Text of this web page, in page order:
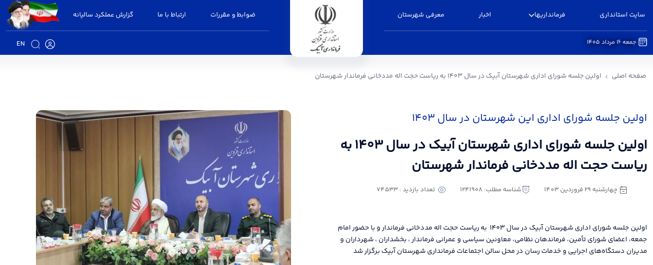
سایت استانداری فرمانداریها اخبار معرفی شهرستان ضوابط و مقررات ارتباط با ما گزارش عملکرد سالیانه
EN جمعه 16 مرداد 1405
صفحه اصلی اولین جلسه شورای اداری شهرستان آبیک در سال ۱۴۰۳ به ریاست حجت اله مددخانی فرماندار شهرستان
اولین جلسه شورای اداری این شهرستان در سال ۱۴۰۳
اولین جلسه شورای اداری شهرستان آبیک در سال ۱۴۰۳ به
ریاست حجت اله مددخانی فرماندار شهرستان
چهارشنبه 29 فروردین 1403 شناسه مطلب: 1241908 تعداد بازدید : 74533
اولین جلسه شورای اداری شهرستان آبیک در سال ۱۴۰۳ به ریاست حجت اله مددخانی فرماندار و با حضور امام
جمعه، اعضای شورای تأمین، فرماندهان نظامی، معاونین سیاسی و عمرانی فرماندار ، بخشداران ، شهرداران و
مدیران دستگاه‌های اجرایی و خدمات رسان در محل سالن اجتماعات فرمانداری شهرستان آبیک برگزار شد